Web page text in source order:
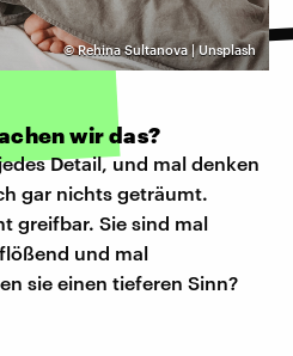
©Rehina Sultanova | Unsplash
wir das?
Detail, und mal denken
gar nichts geträumt.
greifbar. Sie sind mal
und mal
sie einen tieferen Sinn?